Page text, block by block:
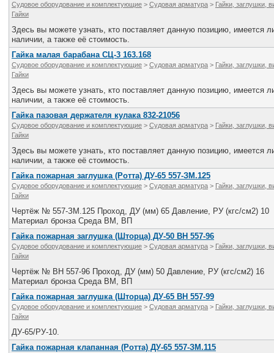
Судовое оборудование и комплектующие > Судовая арматура > Гайки, заглушки,
Гайки
Здесь вы можете узнать, кто поставляет данную позицию, имеется
наличии, а также её стоимость.
Гайка малая барабана СЦ-3 163.168
Судовое оборудование и комплектующие > Судовая арматура > Гайки, заглушки,
Гайки
Здесь вы можете узнать, кто поставляет данную позицию, имеется
наличии, а также её стоимость.
Гайка пазовая держателя кулака 832-21056
Судовое оборудование и комплектующие > Судовая арматура > Гайки, заглушки,
Гайки
Здесь вы можете узнать, кто поставляет данную позицию, имеется
наличии, а также её стоимость.
Гайка пожарная заглушка (Ротта) ДУ-65 557-ЗМ.125
Судовое оборудование и комплектующие > Судовая арматура > Гайки, заглушки,
Гайки
Чертёж № 557-ЗМ.125 Проход, ДУ (мм) 65 Давление, РУ (кгс/см2) 10
Материал бронза Среда ВМ, ВП
Гайка пожарная заглушка (Шторца) ДУ-50 ВН 557-96
Судовое оборудование и комплектующие > Судовая арматура > Гайки, заглушки,
Гайки
Чертёж № ВН 557-96 Проход, ДУ (мм) 50 Давление, РУ (кгс/см2) 16
Материал бронза Среда ВМ, ВП
Гайка пожарная заглушка (Шторца) ДУ-65 ВН 557-99
Судовое оборудование и комплектующие > Судовая арматура > Гайки, заглушки,
Гайки
ДУ-65/РУ-10.
Гайка пожарная клапанная (Ротта) ДУ-65 557-ЗМ.115